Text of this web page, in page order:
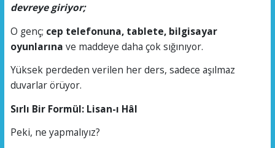
devreye giriyor;
O genç; cep telefonuna, tablete, bilgisayar
oyunlarına ve maddeye daha çok sığınıyor.
Yüksek perdeden verilen her ders, sadece aşılmaz
duvarlar örüyor.
Sırlı Bir Formül: Lisan-ı Hâl
Peki, ne yapmalıyız?